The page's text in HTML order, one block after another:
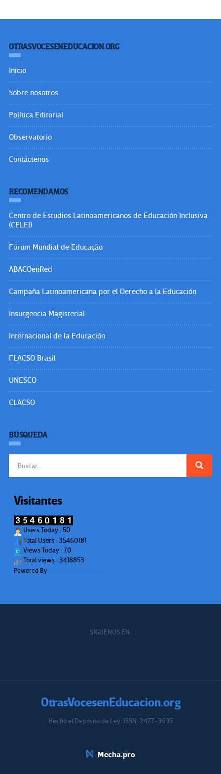
OTRASVOCESENEDUCACION.ORG
Inicio
Sobre nosotros
Política Editorial
Observatorio
Contáctenos
RECOMENDAMOS
Centro de Estudios Latinoamericanos de Educación Inclusiva
(CELEI)
Fórum Mundial de Educação
ABACOenRed
Campaña Latinoamericana por el Derecho a la Educación
Insurgencia Magisterial
Internacional de la Educación
FLACSO Brasil
UNESCO
CLACSO
BÚSQUEDA
Visitantes
Users Today : 50
Total Users : 35460181
Views Today : 70
Total views : 3418853
Powered By
SÍGUENOS EN:
OtrasVocesenEducacion.org
Hecho el Depósito de Ley. ISSN: 2477-9695
Mecha.pro